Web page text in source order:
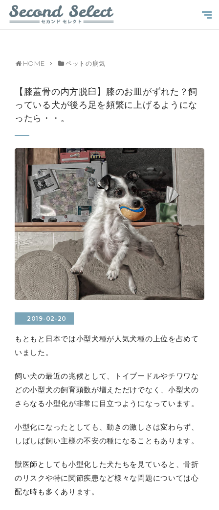
HOME ペットの病気
【膝蓋骨の内方脱臼】膝のお皿がずれた？飼
っている犬が後ろ足を頻繁に上げるようにな
ったら・・。
2019-02-20
もともと日本では小型犬種が人気犬種の上位を占めて
いました。
飼い犬の最近の兆候として、トイプードルやチワワな
どの小型犬の飼育頭数が増えただけでなく、小型犬の
さらなる小型化が非常に目立つようになっています。
小型化になったとしても、動きの激しさは変わらず、
しばしば飼い主様の不安の種になることもあります。
獣医師としても小型化した犬たちを見ていると、骨折
のリスクや特に関節疾患など様々な問題については心
配な時も多くあります。